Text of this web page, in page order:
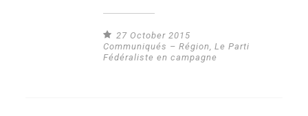
27 October 2015
Communiqués – Région,Le Parti
Fédéraliste en campagne